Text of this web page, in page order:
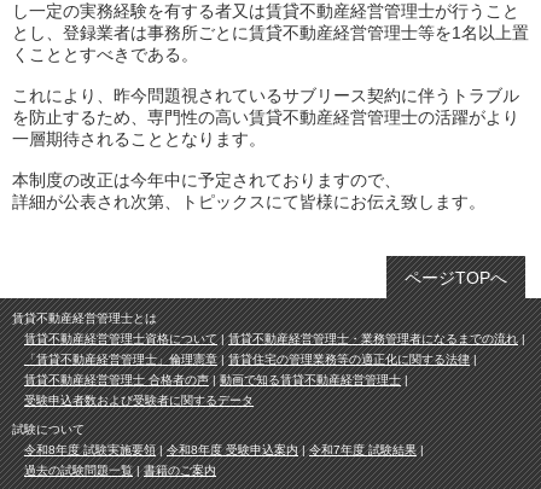
し一定の実務経験を有する者又は賃貸不動産経営管理士が行うこと
とし、登録業者は事務所ごとに賃貸不動産経営管理士等を1名以上置
くこととすべきである。
これにより、昨今問題視されているサブリース契約に伴うトラブル
を防止するため、専門性の高い賃貸不動産経営管理士の活躍がより
一層期待されることとなります。
本制度の改正は今年中に予定されておりますので、
詳細が公表され次第、トピックスにて皆様にお伝え致します。
ページTOPへ
賃貸不動産経営管理士とは
賃貸不動産経営管理士資格について
賃貸不動産経営管理士・業務管理者になるまでの流れ
「賃貸不動産経営管理士」倫理憲章
賃貸住宅の管理業務等の適正化に関する法律
賃貸不動産経営管理士 合格者の声
動画で知る賃貸不動産経営管理士
受験申込者数および受験者に関するデータ
試験について
令和8年度 試験実施要領
令和8年度 受験申込案内
令和7年度 試験結果
過去の試験問題一覧
書籍のご案内